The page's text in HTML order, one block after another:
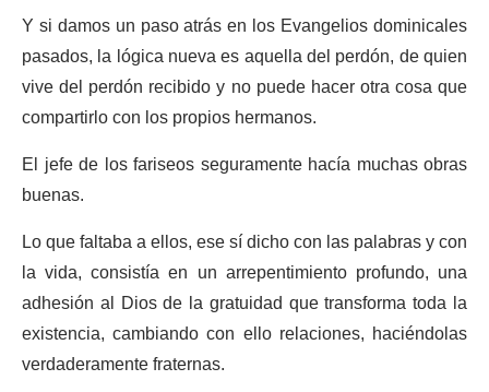
Y si damos un paso atrás en los Evangelios dominicales
pasados, la lógica nueva es aquella del perdón, de quien
vive del perdón recibido y no puede hacer otra cosa que
compartirlo con los propios hermanos.
El jefe de los fariseos seguramente hacía muchas obras
buenas.
Lo que faltaba a ellos, ese sí dicho con las palabras y con
la vida, consistía en un arrepentimiento profundo, una
adhesión al Dios de la gratuidad que transforma toda la
existencia, cambiando con ello relaciones, haciéndolas
verdaderamente fraternas.